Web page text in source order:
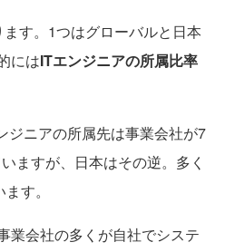
す。1つはグローバルと日本
にはITエンジニアの所属比率
ニアの所属先は事業会社が7
ますが、日本はその逆。多く
す。
業会社の多くが自社でシステ